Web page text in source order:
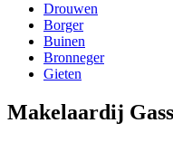
Drouwen
Borger
Buinen
Bronneger
Gieten
Makelaardij